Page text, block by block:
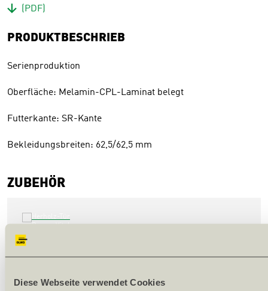
Diese Webseite verwendet Cookies
Download
(PDF)
PRODUKTBESCHRIEB
Serienproduktion
Oberfläche: Melamin-CPL-Laminat belegt
Futterkante: SR-Kante
Bekleidungsbreiten: 62,5/62,5 mm
ZUBEHÖR
HERHOLZ-TÜR DECORA VITAL FLAMM-EICHE
142565